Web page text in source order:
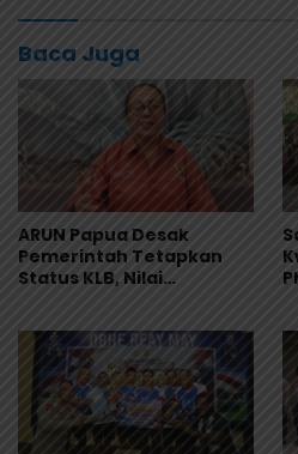
Baca Juga
ARUN Papua Desak
Pemerintah Tetapkan
Status KLB, Nilai
Sentuh Akar Masalah
MBG